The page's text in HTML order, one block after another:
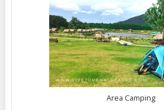
Area Camping